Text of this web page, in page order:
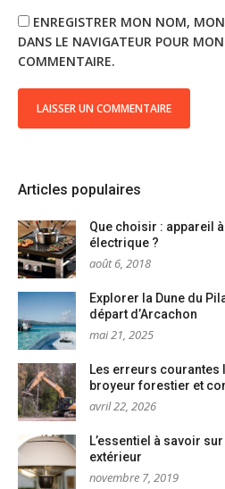
ENREGISTRER MON NOM,
DANS LE NAVIGATEUR POUR
COMMENTAIRE.
Articles populaires
Que choisir : appareil
électrique ?
août 6, 2018
Explorer la Dune du
départ d’Arcachon
mai 21, 2025
Les erreurs courantes
broyeur forestier et
avril 22, 2026
L’essentiel à savoir
extérieur
novembre 7, 2019